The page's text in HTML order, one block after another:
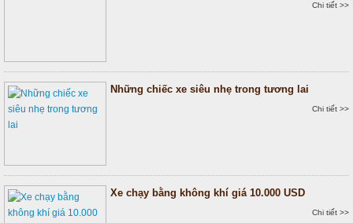
Chi tiết >>
Những chiếc xe siêu nhẹ trong tương lai
Chi tiết >>
Xe chạy bằng không khí giá 10.000 USD
Chi tiết >>